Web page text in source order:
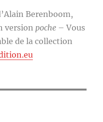
Berenboom,
version poche – Vous
de la collection